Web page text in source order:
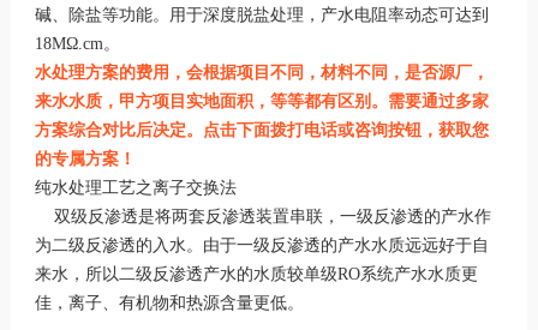
碱、除盐等功能。用于深度脱盐处理，产水电阻率动态可达到
18MΩ.cm。
水处理方案的费用，会根据项目不同，材料不同，是否源厂，
来水水质，甲方项目实地面积，等等都有区别。需要通过多家
方案综合对比后决定。点击下面拨打电话或咨询按钮，获取您
的专属方案！
纯水处理工艺之离子交换法
双级反渗透是将两套反渗透装置串联，一级反渗透的产水作
为二级反渗透的入水。由于一级反渗透的产水水质远远好于自
来水，所以二级反渗透产水的水质较单级RO系统产水水质更
佳，离子、有机物和热源含量更低。